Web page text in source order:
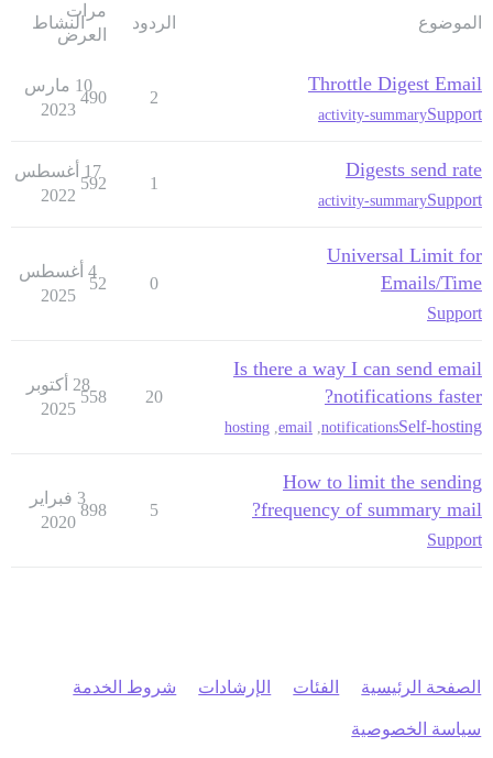
الموضوع الردود
مرات
العرض
النشاط
Throttle Digest Email
Support
activity-summary
2
490
10 مارس
2023
Digests send rate
Support
activity-summary
1
592
17 أغسطس
2022
Universal Limit for
Emails/Time
Support
0
52
4 أغسطس
2025
Is there a way I can send email
notifications faster?
Self-hosting
notifications
email
hosting
20
558
28 أكتوبر
2025
How to limit the sending
frequency of summary mail?
Support
5
898
3 فبراير
2020
الصفحة الرئيسية الفئات الإرشادات شروط الخدمة
سياسة الخصوصية